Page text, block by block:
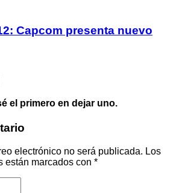
Capcom presenta nuevo
el primero en dejar uno.
electrónico no será publicada. Los
están marcados con *